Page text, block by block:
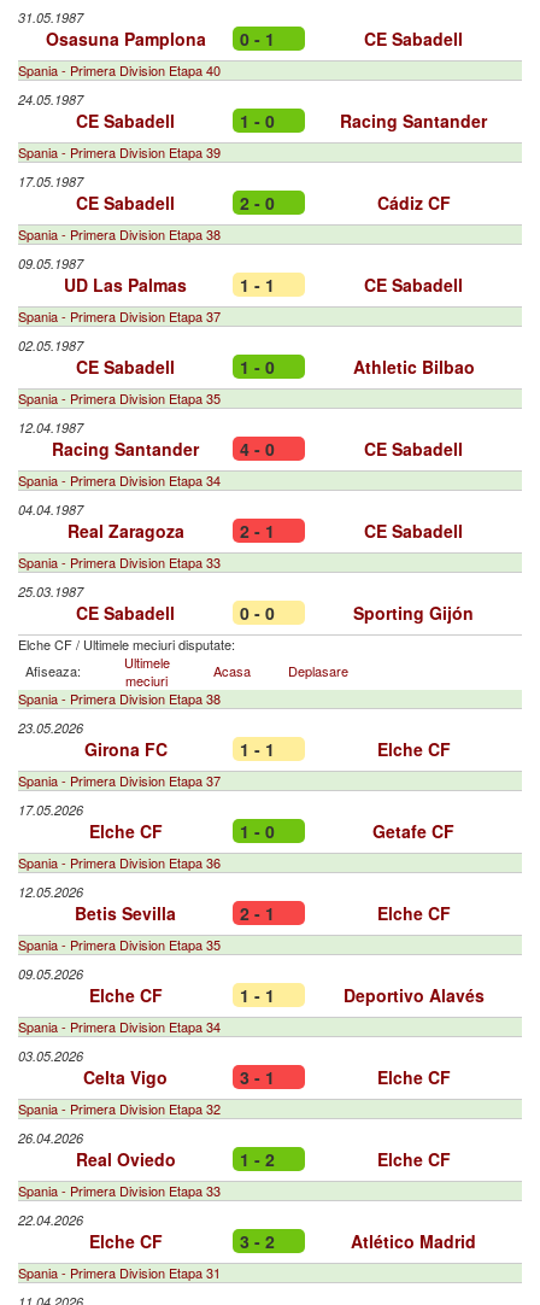
31.05.1987
Osasuna Pamplona 0 - 1 CE Sabadell
Spania - Primera Division Etapa 40
24.05.1987
CE Sabadell 1 - 0 Racing Santander
Spania - Primera Division Etapa 39
17.05.1987
CE Sabadell 2 - 0 Cádiz CF
Spania - Primera Division Etapa 38
09.05.1987
UD Las Palmas 1 - 1 CE Sabadell
Spania - Primera Division Etapa 37
02.05.1987
CE Sabadell 1 - 0 Athletic Bilbao
Spania - Primera Division Etapa 35
12.04.1987
Racing Santander 4 - 0 CE Sabadell
Spania - Primera Division Etapa 34
04.04.1987
Real Zaragoza 2 - 1 CE Sabadell
Spania - Primera Division Etapa 33
25.03.1987
CE Sabadell 0 - 0 Sporting Gijón
Elche CF/ Ultimele meciuri disputate:
Afiseaza:
Ultimele
meciuri
Acasa
Deplasare
Spania - Primera Division Etapa 38
23.05.2026
Girona FC 1 - 1 Elche CF
Spania - Primera Division Etapa 37
17.05.2026
Elche CF 1 - 0 Getafe CF
Spania - Primera Division Etapa 36
12.05.2026
Betis Sevilla 2 - 1 Elche CF
Spania - Primera Division Etapa 35
09.05.2026
Elche CF 1 - 1 Deportivo Alavés
Spania - Primera Division Etapa 34
03.05.2026
Celta Vigo 3 - 1 Elche CF
Spania - Primera Division Etapa 32
26.04.2026
Real Oviedo 1 - 2 Elche CF
Spania - Primera Division Etapa 33
22.04.2026
Elche CF 3 - 2 Atlético Madrid
Spania - Primera Division Etapa 31